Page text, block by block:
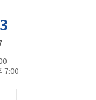
7:00